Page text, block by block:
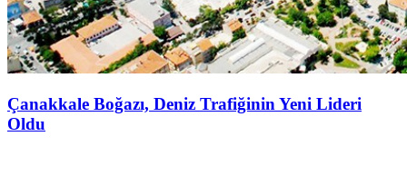
Çanakkale Boğazı, Deniz Trafiğinin Yeni Lideri
Oldu